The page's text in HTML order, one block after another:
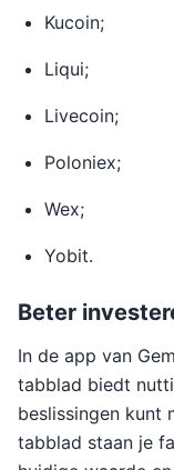
Kucoin;
Liqui;
Livecoin;
Poloniex;
Wex;
Yobit.
Beter
In de app van
tabblad biedt
beslissingen kunt
tabblad staan je